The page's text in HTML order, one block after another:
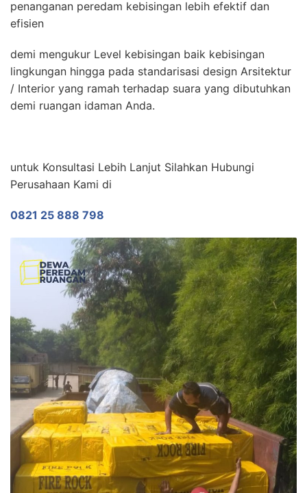
penanganan peredam kebisingan lebih efektif dan
efisien
demi mengukur Level kebisingan baik kebisingan
lingkungan hingga pada standarisasi design Arsitektur
/ Interior yang ramah terhadap suara yang dibutuhkan
demi ruangan idaman Anda.
untuk Konsultasi Lebih Lanjut Silahkan Hubungi
Perusahaan Kami di
0821 25 888 798